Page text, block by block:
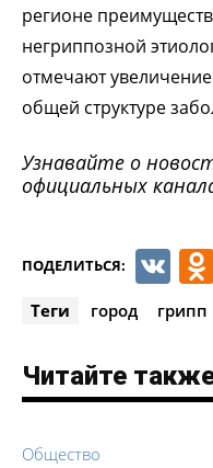
регионе
негриппозной
отмечают
общей структуре
Узнавайте о
официальных
ПОДЕЛИТЬСЯ: VK
Теги город грипп
Читайте
Общество